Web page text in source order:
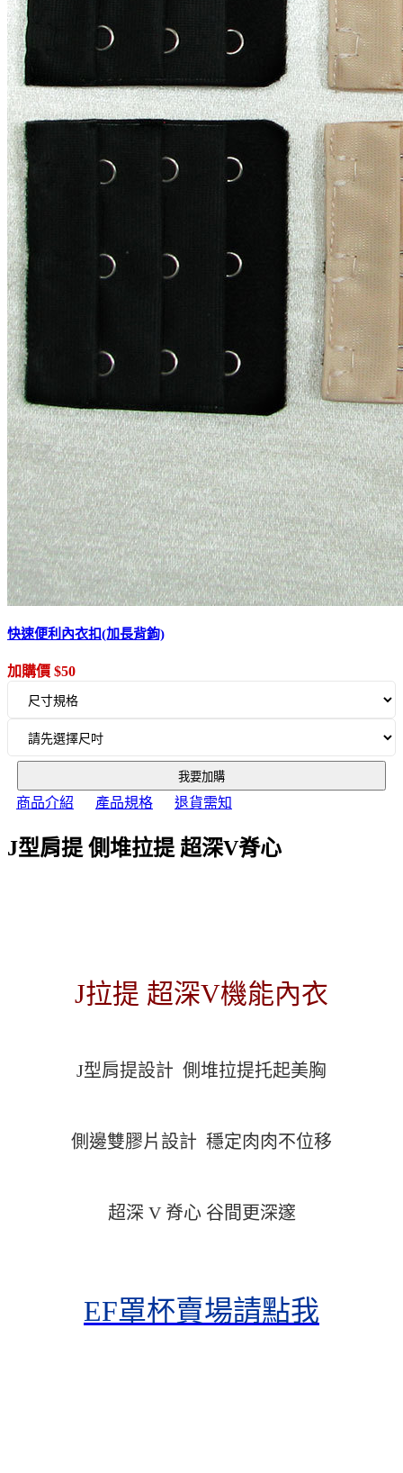
快速便利內衣扣(加長背鉤)
加購價 $50
我要加購
商品介紹 產品規格 退貨需知
J型肩提 側堆拉提 超深V脊心
J拉提 超深V機能內衣
J型肩提設計 側堆拉提托起美胸
側邊雙膠片設計 穩定肉肉不位移
超深 V 脊心 谷間更深邃
EF罩杯賣場請點我